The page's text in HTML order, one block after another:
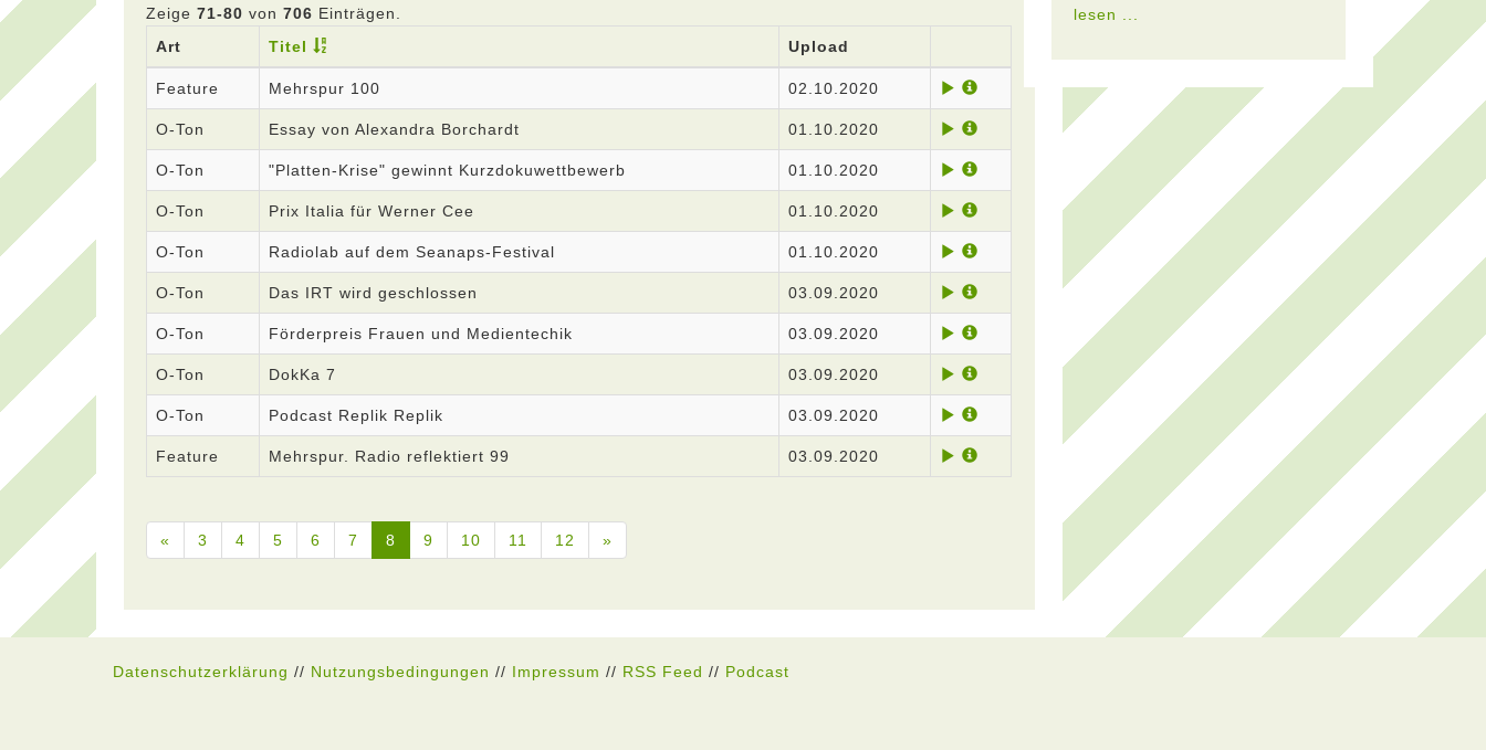
Zeige 71-80 von 706 Einträgen.
Art
Titel Upload
Feature Mehrspur 100 02.10.2020
O-Ton Essay von Alexandra Borchardt 01.10.2020
O-Ton "Platten-Krise" gewinnt Kurzdokuwettbewerb 01.10.2020
O-Ton Prix Italia für Werner Cee 01.10.2020
O-Ton Radiolab auf dem Seanaps-Festival 01.10.2020
O-Ton Das IRT wird geschlossen 03.09.2020
O-Ton Förderpreis Frauen und Medientechik 03.09.2020
O-Ton DokKa 7 03.09.2020
O-Ton Podcast Replik Replik 03.09.2020
Feature Mehrspur. Radio reflektiert 99 03.09.2020
« 3 4 5 6 7 8 9 10 11 12 »
lesen ...
Datenschutzerklärung // Nutzungsbedingungen // Impressum // RSS Feed // Podcast